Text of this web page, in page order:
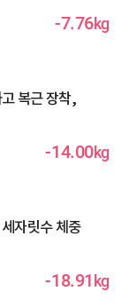
-7.76kg
복근 장착,
-14.00kg
자릿수 체중
-18.91 kg